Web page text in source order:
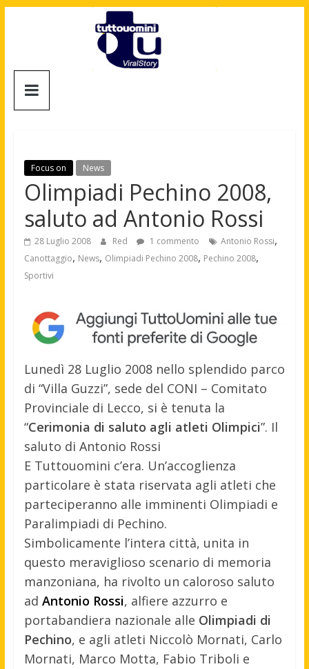
Tuttouomini
Motori,
gay
news
moda
maschile
Focus on News
Olimpiadi Pechino 2008,
saluto ad Antonio Rossi
28 Luglio 2008 Red 1 commento Antonio Rossi,
Canottaggio, News, Olimpiadi Pechino 2008, Pechino 2008,
Sportivi
Lunedì 28 Luglio 2008 nello splendido parco
di “Villa Guzzi”, sede del CONI – Comitato
Provinciale di Lecco, si è tenuta la
“Cerimonia di saluto agli atleti Olimpici”. Il
saluto di Antonio Rossi
E Tuttouomini c’era. Un’accoglienza
particolare è stata riservata agli atleti che
parteciperanno alle imminenti Olimpiadi e
Paralimpiadi di Pechino.
Simbolicamente l’intera città, unita in
questo meraviglioso scenario di memoria
manzoniana, ha rivolto un caloroso saluto
ad Antonio Rossi, alfiere azzurro e
portabandiera nazionale alle Olimpiadi di
Pechino, e agli atleti Niccolò Mornati, Carlo
Mornati, Marco Motta, Fabio Triboli e